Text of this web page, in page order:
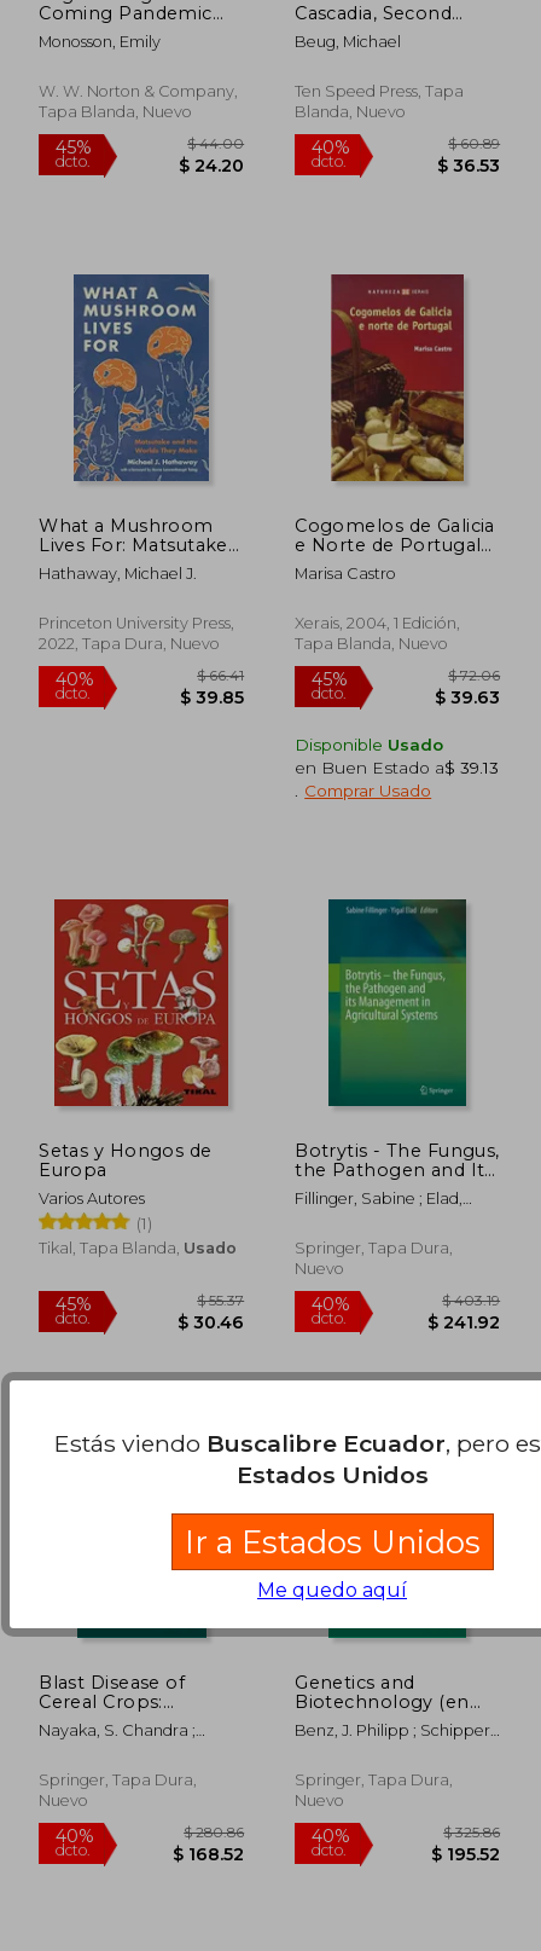
45%
dcto. $ 31.22
40%
dcto. $
Coming Pandemic
(en Inglés)
Monosson, Emily
W. W. Norton & Company,
Tapa Blanda, Nuevo
dcto. $ 24.20
Cascadia, Second
Edition: An Illustrated
Key to the Fungi of
(en Inglés)
Beug, Michael
Ten Speed Press, Tapa
Blanda, Nuevo
dcto. $
What a Mushroom
Lives For: Matsutake
and the Worlds They
Make (en Inglés)
Hathaway, Michael J.
Princeton University Press,
2022, Tapa Dura, Nuevo
dcto. $ 39.85
Cogomelos de Galicia
e Norte de Portugal
(en Gallego)
Marisa Castro
Xerais, 2004, 1 Edición,
Tapa Blanda, Nuevo
dcto. $
Disponible Usado
en Buen Estado a$ 39.13
Comprar Usado
Setas y Hongos de
Europa
Varios Autores
(1)
Tikal, Tapa Blanda, Usado
Botrytis - The Fungus,
the Pathogen and Its
Management in
Agricultural Systems
Fillinger, Sabine ; Elad,
Springer, Tapa Dura,
Nuevo
Blast Disease of
Cereal Crops:
Evolution and
Adaptation in
Change (en Inglés)
Nayaka, S. Chandra ;
Prakash, Ganesan
Springer, Tapa Dura,
Nuevo
Genetics and
Biotechnology (en
Inglés)
Benz, J. Philipp ; Schipper,
Springer, Tapa Dura,
Nuevo
Estás viendo Buscalibre Ecuador, pero
Estados Unidos
Ir a Estados Unidos
Me quedo aquí